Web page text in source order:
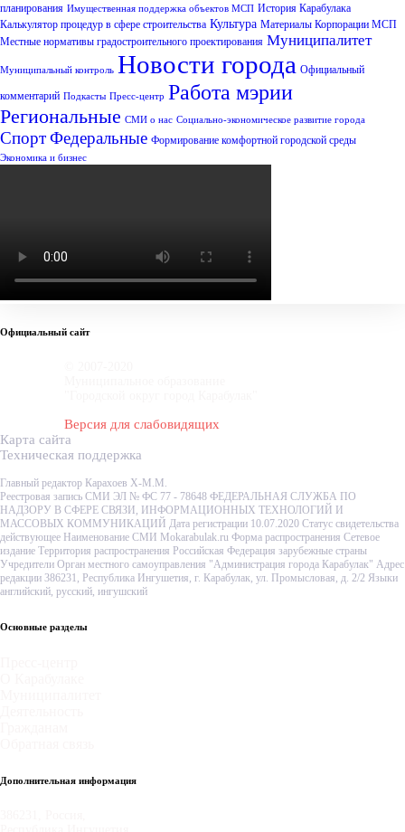
планирования Имущественная поддержка объектов МСП История Карабулака
Калькулятор процедур в сфере строительства Культура Материалы Корпорации МСП
Местные нормативы градостроительного проектирования Муниципалитет
Муниципальный контроль Новости города Официальный
комментарий Подкасты Пресс-центр Работа мэрии
Региональные СМИ о нас Социально-экономическое развитие города
СпортФедеральные Формирование комфортной городской среды
Экономика и бизнес
Официальный сайт
Версия для слабовидящих
Карта сайта
Техническая поддержка
Главный редактор Карахоев Х-М.М.
Реестровая запись СМИ ЭЛ № ФС 77 - 78648 ФЕДЕРАЛЬНАЯ СЛУЖБА ПО
НАДЗОРУ В СФЕРЕ СВЯЗИ, ИНФОРМАЦИОННЫХ ТЕХНОЛОГИЙ И
МАССОВЫХ КОММУНИКАЦИЙ Дата регистрации 10.07.2020 Статус свидетельства
действующее Наименование СМИ Mokarabulak.ru Форма распространения Сетевое
издание Территория распространения Российская Федерация зарубежные страны
Учредители Орган местного самоуправления "Администрация города Карабулак" Адрес
редакции 386231, Республика Ингушетия, г. Карабулак, ул. Промысловая, д. 2/2 Языки
английский, русский, ингушский
Основные разделы
Дополнительная информация